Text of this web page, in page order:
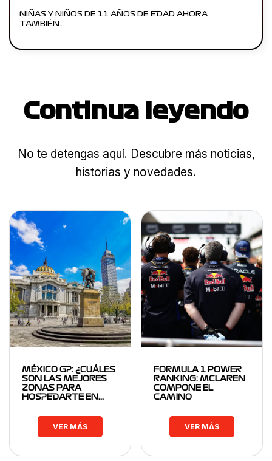
NIÑAS Y NIÑOS DE 11 AÑOS DE EDAD AHORA
TAMBIÉN…
Continua leyendo
No te detengas aquí. Descubre más noticias,
historias y novedades.
MÉXICO GP: ¿CUÁLES
SON LAS MEJORES
ZONAS PARA
HOSPEDARTE EN…
VER MÁS
FORMULA 1 POWER
RANKING: MCLAREN
COMPONE EL
CAMINO
VER MÁS